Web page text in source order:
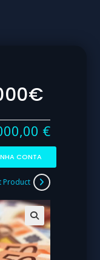
€
CONTA
Product